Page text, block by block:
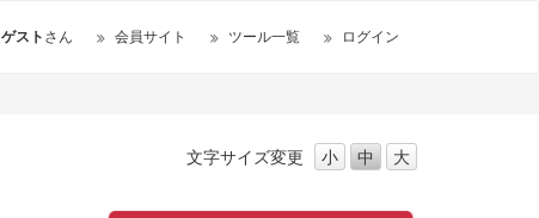
ゲストさん 会員サイト ツール一覧 ログイン
文字サイズ変更 小 中 大